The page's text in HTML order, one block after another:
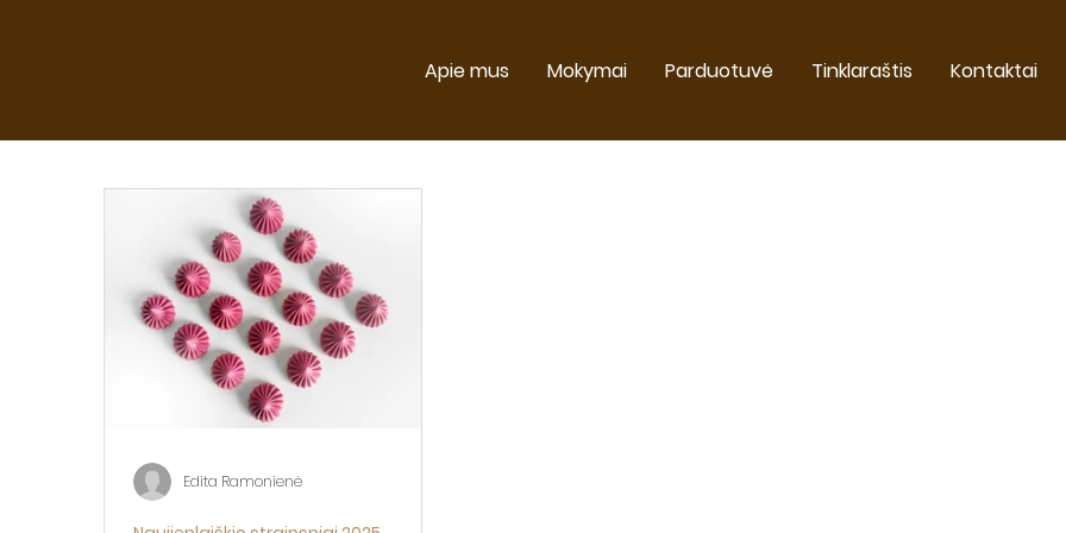
Apie mus Mokymai Parduotuvė Tinklaraštis Kontaktai
Edita Ramonienė